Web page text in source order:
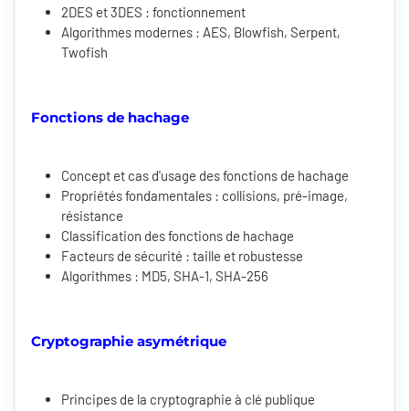
2DES et 3DES : fonctionnement
Algorithmes modernes : AES, Blowfish, Serpent,
Twofish
Fonctions de hachage
Concept et cas d'usage des fonctions de hachage
Propriétés fondamentales : collisions, pré-image,
résistance
Classification des fonctions de hachage
Facteurs de sécurité : taille et robustesse
Algorithmes : MD5, SHA-1, SHA-256
Cryptographie asymétrique
Principes de la cryptographie à clé publique